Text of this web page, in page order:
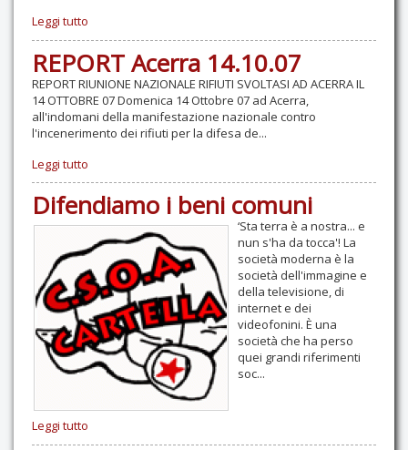
Leggi tutto
REPORT Acerra 14.10.07
REPORT RIUNIONE NAZIONALE RIFIUTI SVOLTASI AD ACERRA IL
14 OTTOBRE 07 Domenica 14 Ottobre 07 ad Acerra,
all'indomani della manifestazione nazionale contro
l'incenerimento dei rifiuti per la difesa de...
Leggi tutto
Difendiamo i beni comuni
‘Sta terra è a nostra... e
nun s'ha da tocca'! La
società moderna è la
società dell'immagine e
della televisione, di
internet e dei
videofonini. È una
società che ha perso
quei grandi riferimenti
soc...
Leggi tutto